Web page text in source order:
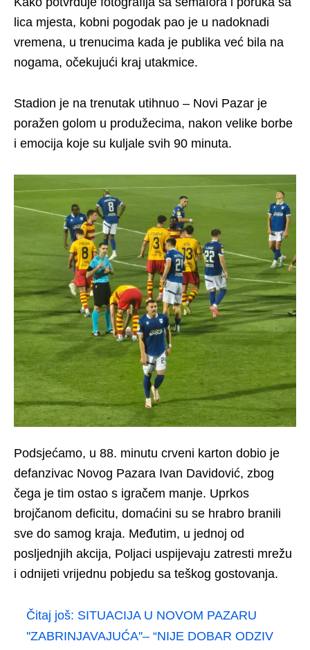
lica mjesta, kobni pogodak pao je u nadoknadi
vremena, u trenucima kada je publika već bila na
nogama, očekujući kraj utakmice.
Stadion je na trenutak utihnuo – Novi Pazar je
poražen golom u produžecima, nakon velike borbe
i emocija koje su kuljale svih 90 minuta.
Podsjećamo, u 88. minutu crveni karton dobio je
defanzivac Novog Pazara Ivan Davidović, zbog
čega je tim ostao s igračem manje. Uprkos
brojčanom deficitu, domaćini su se hrabro branili
sve do samog kraja. Međutim, u jednoj od
posljednjih akcija, Poljaci uspijevaju zatresti mrežu
i odnijeti vrijednu pobjedu sa teškog gostovanja.
Čitaj još: SITUACIJA U NOVOM PAZARU
''ZABRINJAVAJUĆA''– “NIJE DOBAR ODZIV